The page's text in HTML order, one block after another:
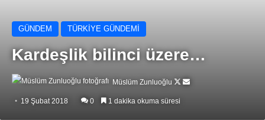
GÜNDEM TÜRKİYE GÜNDEMİ
Kardeşlik bilinci üzere…
Müslüm Zunluoğlu
Follow
Bir
19 Şubat 2018 0 1 dakika okuma süresi